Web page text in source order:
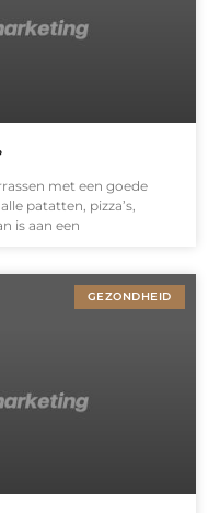
met een goede
patatten, pizza’s,
is aan een
GEZONDHEID